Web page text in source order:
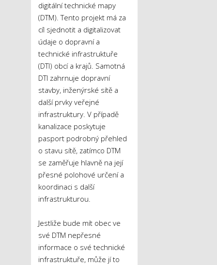
digitální technické mapy
(DTM). Tento projekt má za
cíl sjednotit a digitalizovat
údaje o dopravní a
technické infrastruktuře
(DTI) obcí a krajů. Samotná
DTI zahrnuje dopravní
stavby, inženýrské sítě a
další prvky veřejné
infrastruktury. V případě
kanalizace poskytuje
pasport podrobný přehled
o stavu sítě, zatímco DTM
se zaměřuje hlavně na její
přesné polohové určení a
koordinaci s další
infrastrukturou.
Jestliže bude mít obec ve
své DTM nepřesné
informace o své technické
infrastruktuře, může jí to